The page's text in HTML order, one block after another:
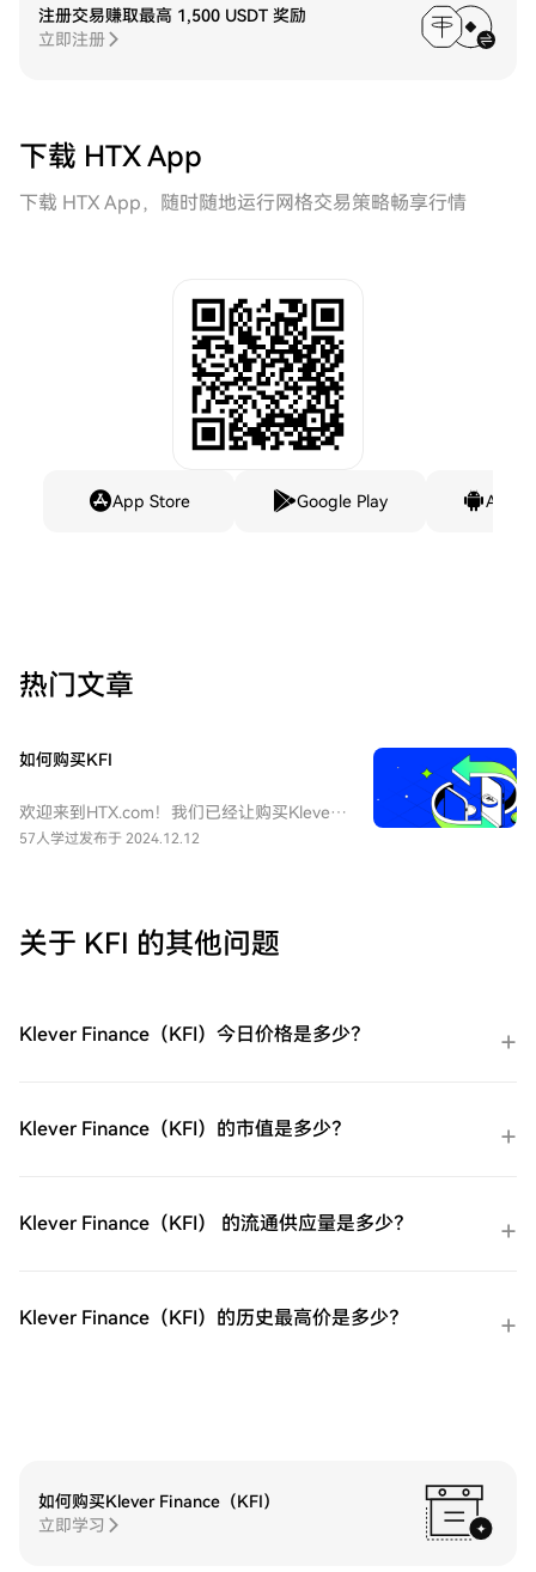
注册交易赚取最高 1,500 USDT 奖励
立即注册
下载 HTX App
下载 HTX App，随时随地运行网格交易策略畅享行情
App Store Google Play
热门文章
如何购买KFI
欢迎来到HTX.com！我们已经让购买Klever
Finance（KFI）变得简单而便捷。跟随我们
体验无忧的注册过程并解锁所有平台功能。
立即注册第二步：前往买币页面，选择您的
Finance（KFI）。余额购买：使用您HTX账
HTX平台上直接与其他用户交易。HTX场外
Finance（KFI）后，将其存储在您的HTX账
的现货市场轻松交易Klever Finance（KFI)。
57人学过发布于 2024.12.12
关于 KFI 的其他问题
Klever Finance（KFI）今日价格是多少？
Klever Finance（KFI）的市值是多少？
Klever Finance（KFI） 的流通供应量是多少？
Klever Finance（KFI）的历史最高价是多少？
如何购买Klever Finance（KFI）
立即学习